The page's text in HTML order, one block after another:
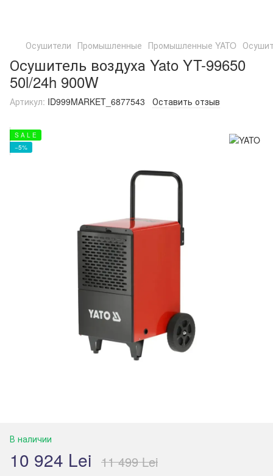
Осушители Промышленные Промышленные YATO
Осушитель воздуха Yato YT-99650
50l/24h 900W
Артикул: ID999MARKET_6877543 Оставить отзыв
S A L E
−5%
В наличии
10 924 Lei 11 499 Lei